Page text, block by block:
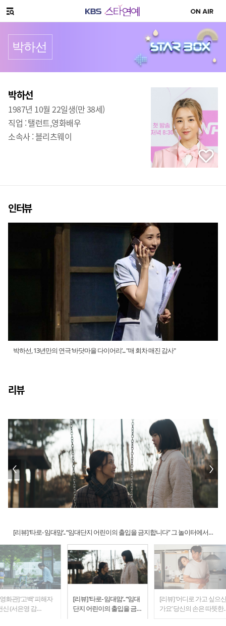
메뉴 열기
박하선
프로필
박하선
1987년 10월 22일생(만 38세)
직업 :탤런트,영화배우
소속사 :블리츠웨이
인터뷰
박하선, 13년만의 연극 ‘바닷마을 다이어리’... "매 회차 매진 감사"
리뷰
[리뷰] ‘타로- 임대맘’.. “임대단지 어린이의 출입을 금지합니다” 그 놀이터에서
화관] ‘고백’ 피해자
신 (서은영 감
[리뷰] ‘타로- 임대맘’.. “임대
단지 어린이의 출입을 금지
[리뷰] ‘어디로 가고 싶으
가요’ 당신의 손은 따뜻한